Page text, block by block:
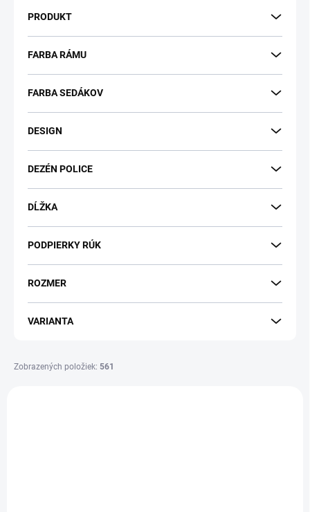
PRODUKT
FARBA RÁMU
FARBA SEDÁKOV
DESIGN
DEZÉN POLICE
DĹŽKA
PODPIERKY RÚK
ROZMER
VARIANTA
Zobrazených položiek: 561